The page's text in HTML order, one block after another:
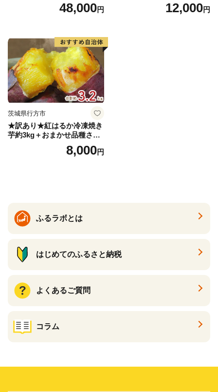
届く 3ヵ月 3回コース ns001-
48,000円
届け 先行予約 北海道 ジャガ
12,000円
茨城県行方市
★訳あり★紅はるか冷凍焼き
芋約3kg＋おまかせ品種さつ
まいも 合計約3.2kg｜さつ
まいも サツマイモ さつま芋
8,000円
ふるラボとは
はじめてのふるさと納税
よくあるご質問
コラム